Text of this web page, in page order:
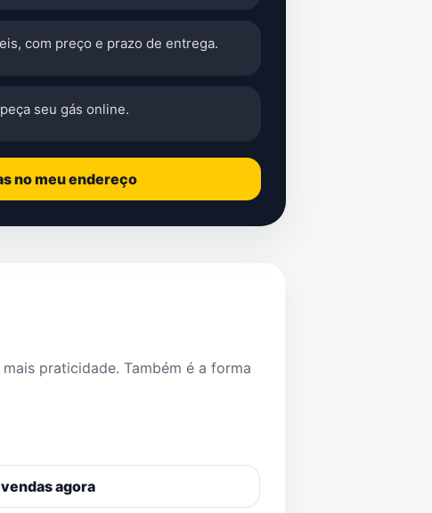
com preço e prazo de entrega.
seu gás online.
no meu endereço
praticidade. Também é a forma
agora